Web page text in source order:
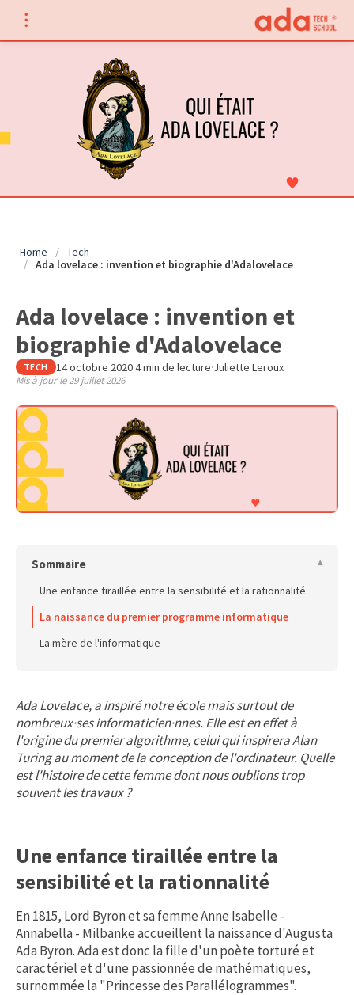
Home / Tech
/ Ada lovelace : invention et biographie d'Adalovelace
Ada lovelace : invention et
biographie d'Adalovelace
TECH 14 octobre 2020·4 min de lecture·Juliette Leroux
Mis à jour le29 juillet 2026
Sommaire
Une enfance tiraillée entre la sensibilité et la rationnalité
La naissance du premier programme informatique
La mère de l'informatique
Ada Lovelace, a inspiré notre école mais surtout de
nombreux·ses informaticien·nnes. Elle est en effet à
l'origine du premier algorithme, celui qui inspirera Alan
Turing au moment de la conception de l'ordinateur. Quelle
est l'histoire de cette femme dont nous oublions trop
souvent les travaux ?
Une enfance tiraillée entre la
sensibilité et la rationnalité
En 1815, Lord Byron et sa femme Anne Isabelle -
Annabella - Milbanke accueillent la naissance d'Augusta
Ada Byron. Ada est donc la fille d'un poète torturé et
caractériel et d'une passionnée de mathématiques,
surnommée la "Princesse des Parallélogrammes".